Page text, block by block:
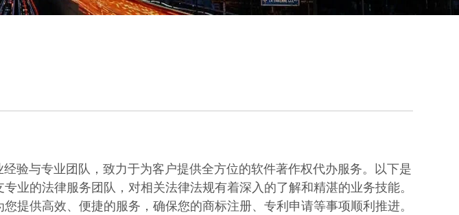
验与专业团队，致力于为客户提供全方位的软件著作权代办服务。以下是
业的法律服务团队，对相关法律法规有着深入的了解和精湛的业务技能。
提供高效、便捷的服务，确保您的商标注册、专利申请等事项顺利推进。